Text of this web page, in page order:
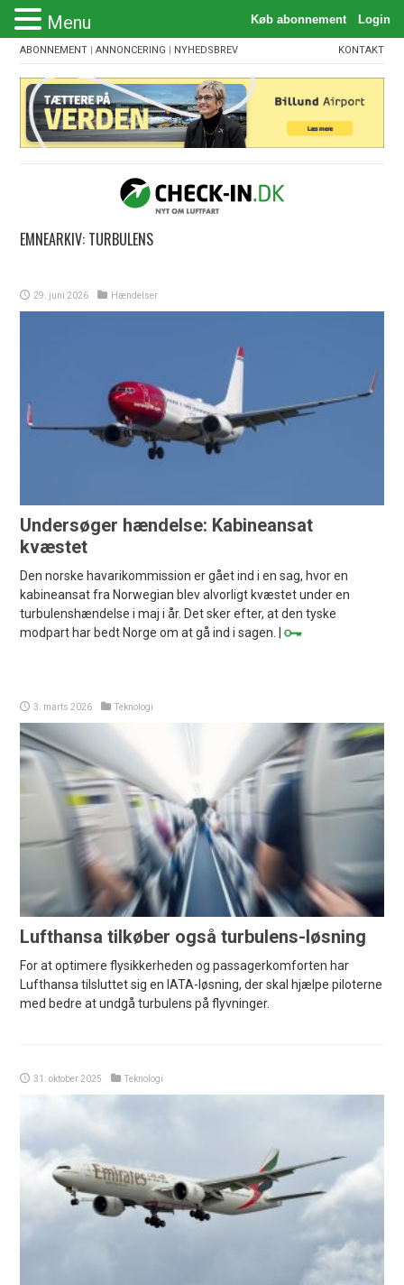
ABONNEMENT |ANNONCERING | NYHEDSBREV KONTAKT
EMNEARKIV: TURBULENS
29. juni 2026 Hændelser
Undersøger hændelse: Kabineansat
kvæstet
Den norske havarikommission er gået ind i en sag, hvor en
kabineansat fra Norwegian blev alvorligt kvæstet under en
turbulenshændelse i maj i år. Det sker efter, at den tyske
modpart har bedt Norge om at gå ind i sagen. |
3. marts 2026 Teknologi
Lufthansa tilkøber også turbulens-løsning
For at optimere flysikkerheden og passagerkomforten har
Lufthansa tilsluttet sig en IATA-løsning, der skal hjælpe piloterne
med bedre at undgå turbulens på flyvninger.
31. oktober 2025 Teknologi
Menu